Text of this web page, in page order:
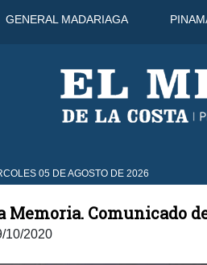
GENERAL MADARIAGA
05 DE AGOSTO DE 2026
30°C 7 Ago
Memoria. Comunicado
10/2020